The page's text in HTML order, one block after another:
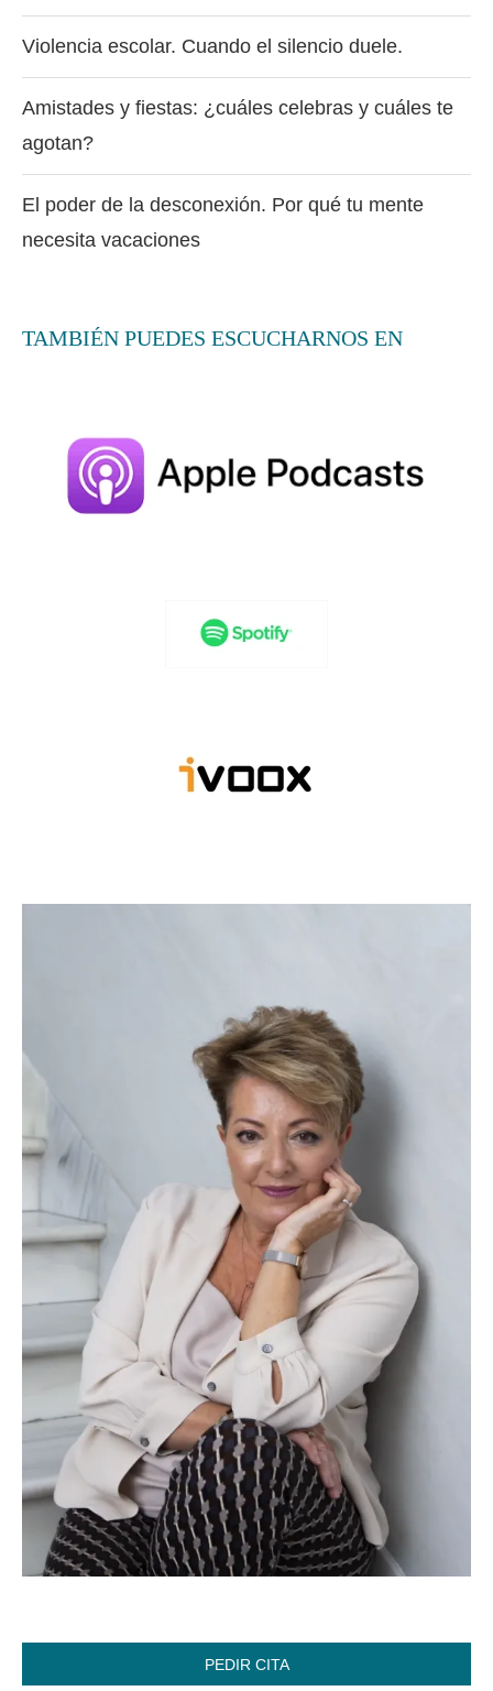
Violencia escolar. Cuando el silencio duele.
Amistades y fiestas: ¿cuáles celebras y cuáles te
agotan?
El poder de la desconexión. Por qué tu mente
necesita vacaciones
TAMBIÉN PUEDES ESCUCHARNOS EN
PEDIR CITA